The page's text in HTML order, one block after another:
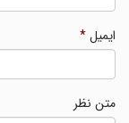
ایمیل*
متن نظر